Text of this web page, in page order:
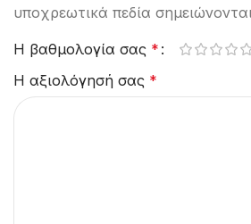
υποχρεωτικά πεδία
Η βαθμολογία σας *
Η αξιολόγησή σας *